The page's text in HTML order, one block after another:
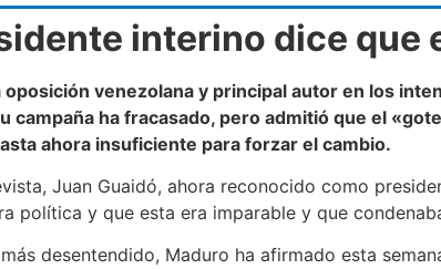
interino dice que
oposición venezolana y principal autor en los
campaña ha fracasado, pero admitió que el
ahora insuficiente para forzar el cambio.
Juan Guaidó, ahora reconocido como
política y que esta era imparable y que
desentendido, Maduro ha afirmado esta